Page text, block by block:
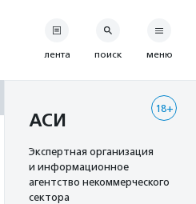
лента поиск меню
18+
АСИ
Экспертная организация
и информационное
агентство некоммерческого
сектора